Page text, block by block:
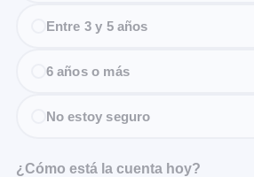
Entre 3 y 5 años
6 años o más
No estoy seguro
¿Cómo está la cuenta hoy?